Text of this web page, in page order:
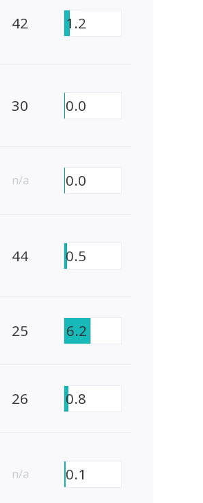
42 1.2
30 0.0
n/a 0.0
44 0.5
25 6.2
26 0.8
n/a 0.1